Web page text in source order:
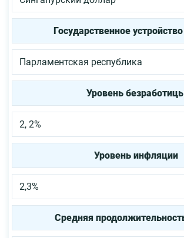
Государственное
Парламентская республика
Уровень
2, 2%
Уровень инфляции
2,3%
Средняя